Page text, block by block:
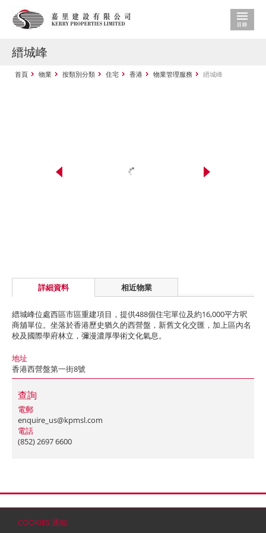
COOKIES 通知
縉城峰
首頁 物業 按類別分類 住宅 香港 物業管理服務 縉城峰
詳細資料 相近物業
縉城峰位處西區市區重建項目，提供488個住宅單位及約16,000平方呎
商舖單位。坐落於香港歷史猶久的西營盤，新舊文化交匯，加上區內名
校及國際學府林立，彌漫濃厚學術文化氣息。
地址
香港西營盤第一街8號
查詢
電郵
enquire_us@kpmsl.com
電話
(852) 2697 6600
© 2026 嘉里建設有限公司 (於百慕達註冊成立之有限公司)